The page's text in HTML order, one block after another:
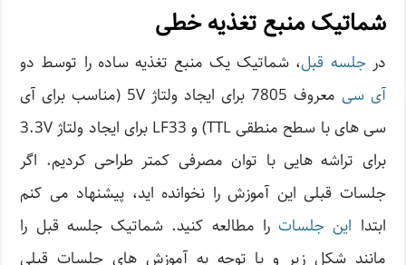
شماتیک منبع تغذیه خطی
درجلسه قبل، شماتیک یک منبع تغذیه ساده را توسط دو
آی سی
معروف 7805 برای ایجاد ولتاژ 5V (مناسب برای آی
سی های با سطح منطقی TTL) و LF33 برای ایجاد ولتاژ 3.3V
برای تراشه هایی با توان مصرفی کمتر طراحی کردیم. اگر
جلسات قبلی این آموزش را نخوانده اید، پیشنهاد می کنم
ابتدا این جلسات را مطالعه کنید. شماتیک جلسه قبل را
مانند شکل زیر و با توجه به آموزش های جلسات قبلی